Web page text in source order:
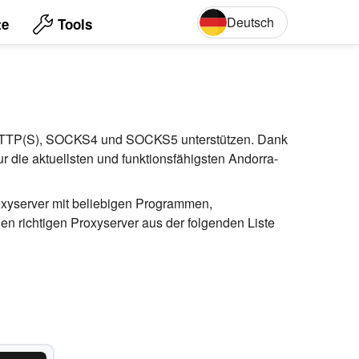
Tools English
Deutsch
SOCKS4 und SOCKS5 unterstützen. Dank
die aktuellsten und funktionsfähigsten Andorra-
mit beliebigen Programmen,
richtigen Proxyserver aus der folgenden Liste